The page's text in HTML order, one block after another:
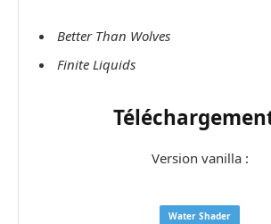
Better Than Wolves
Finite Liquids
Version vanilla :
Water Shader